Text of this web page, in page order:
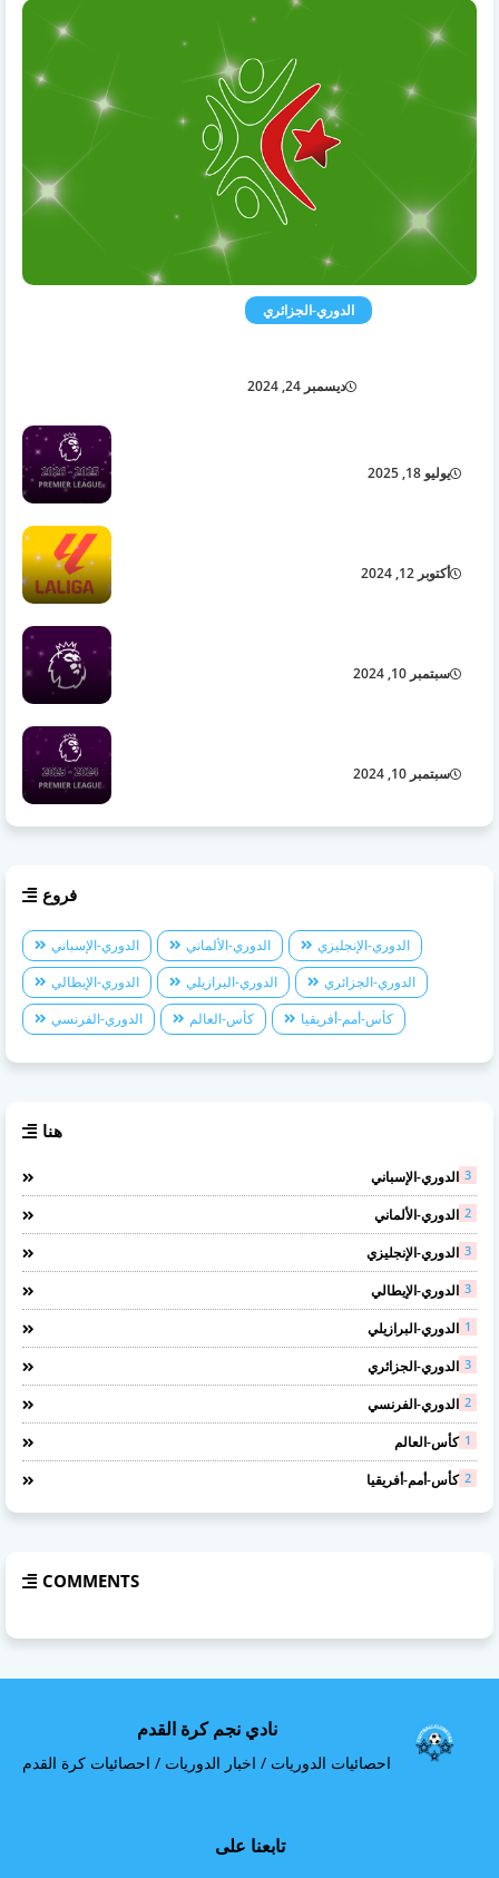
الدوري-الجزائري
ديسمبر 24, 2024
يوليو 18, 2025
أكتوبر 12, 2024
سبتمبر 10, 2024
سبتمبر 10, 2024
فروع
الدوري-الإسباني الدوري-الألماني
الدوري-الإنجليزي
الدوري-الإيطالي
الدوري-البرازيلي
الدوري-الجزائري
الدوري-الفرنسي
كأس-العالم كأس-أمم-أفريقيا
هنا
الدوري-الإسباني 3
الدوري-الألماني 2
الدوري-الإنجليزي 3
الدوري-الإيطالي 3
الدوري-البرازيلي 1
الدوري-الجزائري 3
الدوري-الفرنسي 2
كأس-العالم 1
كأس-أمم-أفريقيا 2
COMMENTS
نادي نجم كرة القدم
احصائيات الدوريات / اخبار الدوريات / احصائيات كرة القدم
تابعنا على